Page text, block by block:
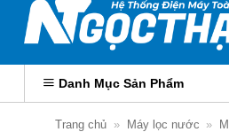
Danh Mục Sản Phẩm
Trang chủ » Máy lọc nước »